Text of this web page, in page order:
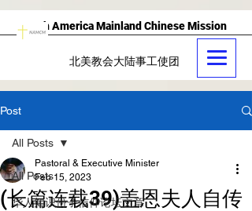
North America Mainland Chinese Mission
北美教会大陆事工使团
Post
All Posts
华人知识份子信仰论坛文章
All Posts
(长篇连载39)盖恩夫人自传
Pastoral & Executive Minister
Feb 15, 2023